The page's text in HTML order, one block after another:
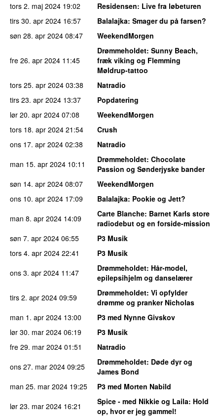
tors 2. maj 2024 19:02 Residensen: Live fra løbeturen
tirs 30. apr 2024 16:57 Balalajka: Smager du på farsen?
søn 28. apr 2024 08:47 WeekendMorgen
fre 26. apr 2024 11:45
Drømmeholdet: Sunny Beach,
fræk viking og Flemming
Møldrup-tattoo
tors 25. apr 2024 03:38
Natradio
tirs 23. apr 2024 13:37
Popdatering
lør 20. apr 2024 07:08
WeekendMorgen
tors 18. apr 2024 21:54
Crush
ons 17. apr 2024 02:38
Natradio
man 15. apr 2024 10:11 Drømmeholdet: Chocolate
Passion og Sønderjyske bander
søn 14. apr 2024 08:07
WeekendMorgen
ons 10. apr 2024 17:09 Balalajka: Pookie og Jett?
man 8. apr 2024 14:09 Carte Blanche: Barnet Karls store
radiodebut og en forside-mission
søn 7. apr 2024 06:55
P3 Musik
tors 4. apr 2024 22:41
P3 Musik
ons 3. apr 2024 11:47 Drømmeholdet: Hår-model,
epilepsihjelm og danselærer
tirs 2. apr 2024 09:59 Drømmeholdet: Vi opfylder
drømme og pranker Nicholas
man 1. apr 2024 13:00
P3 med Nynne Givskov
lør 30. mar 2024 06:19
P3 Musik
fre 29. mar 2024 01:51
Natradio
ons 27. mar 2024 09:25 Drømmeholdet: Døde dyr og
James Bond
man 25. mar 2024 19:25
P3 med Morten Nabild
lør 23. mar 2024 16:21 Spice - med Nikkie og Laila: Hold
op, hvor er jeg gammel!